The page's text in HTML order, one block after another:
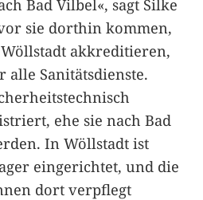
Bad Vilbel«, sagt Silke
sie dorthin kommen,
akkreditieren,
Sanitätsdienste.
ehe sie nach Bad
In Wöllstadt ist
eingerichtet, und die
dort verpflegt